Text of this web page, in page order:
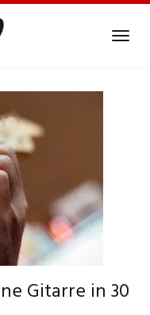
Gitarre in 30